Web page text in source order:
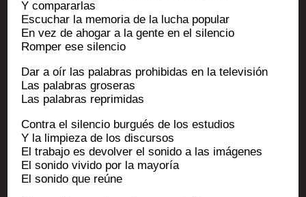
Y compararlas
Escu­char la memo­ria de la lucha popular
En vez de aho­gar a la gente en el silencio
Rom­per ese silencio
Dar a oír las pala­bras pro­hi­bi­das en la televisión
Las pala­bras groseras
Las pala­bras reprimidas
Contra el silen­cio bur­gués de los estudios
Y la lim­pie­za de los discursos
El tra­ba­jo es devol­ver el soni­do a las imágenes
El soni­do vivi­do por la mayoría
El soni­do que reúne